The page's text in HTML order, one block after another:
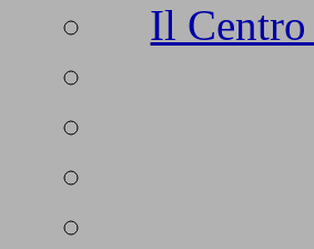
Il Centro